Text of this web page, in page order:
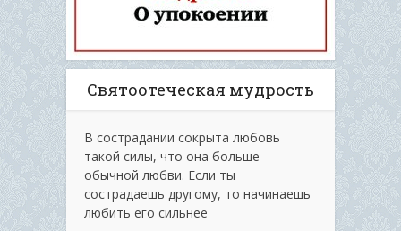
Святоотеческая мудрость
В сострадании сокрыта любовь
такой силы, что она больше
обычной любви. Если ты
сострадаешь другому, то начинаешь
любить его сильнее